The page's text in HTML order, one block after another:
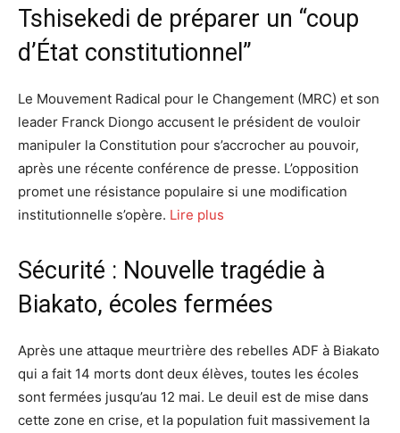
Tshisekedi de préparer un “coup
d’État constitutionnel”
Le Mouvement Radical pour le Changement (MRC) et son
leader Franck Diongo accusent le président de vouloir
manipuler la Constitution pour s’accrocher au pouvoir,
après une récente conférence de presse. L’opposition
promet une résistance populaire si une modification
institutionnelle s’opère. Lire plus
Sécurité : Nouvelle tragédie à
Biakato, écoles fermées
Après une attaque meurtrière des rebelles ADF à Biakato
qui a fait 14 morts dont deux élèves, toutes les écoles
sont fermées jusqu’au 12 mai. Le deuil est de mise dans
cette zone en crise, et la population fuit massivement la